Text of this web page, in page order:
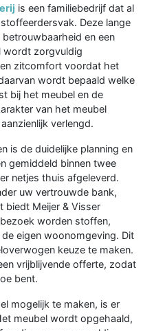
is een familiebedrijf dat al
Deze lange
en een
wordt zorgvuldig
zitcomfort voordat het
wordt bepaald welke
bij het meubel en de
van het meubel
verlengd.
is de duidelijke planning en
gemiddeld binnen twee
netjes thuis afgeleverd.
uw vertrouwde bank,
biedt Meijer & Visser
worden stoffen,
eigen woonomgeving. Dit
keuze te maken.
vrijblijvende offerte, zodat
bent.
mogelijk te maken, is er
meubel wordt opgehaald,